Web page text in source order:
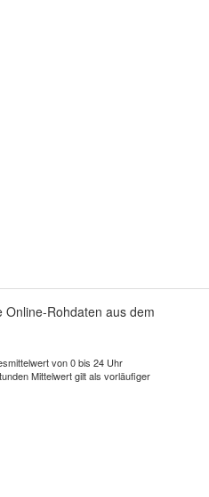
Online-Rohdaten aus dem
von 0 bis 24 Uhr
Mittelwert gilt als vorläufiger